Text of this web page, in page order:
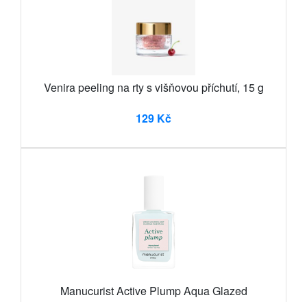
Venira peeling na rty s višňovou příchutí, 15 g
129 Kč
Manucurist Active Plump Aqua Glazed